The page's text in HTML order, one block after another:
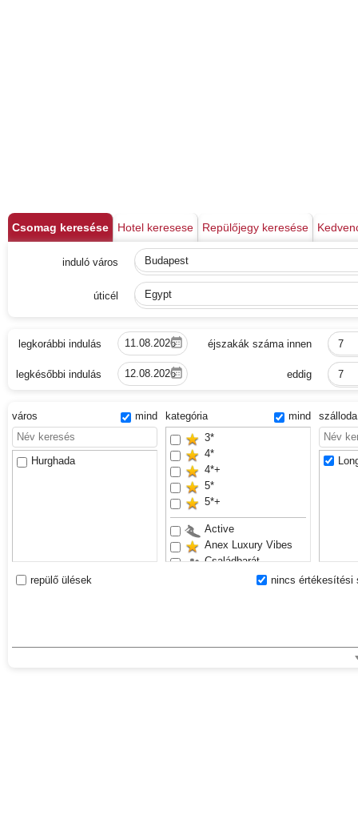
Csomag keresése Hotel keresese Repülőjegy keresése
induló város Budapest
úticél Egypt
legkorábbi indulás éjszakák száma innen 7
legkésőbbi indulás eddig 7
város mind
Hurghada
kategória
mind
3*
4*
4*+
5*
5*+
Active
Anex Luxury Vibes
Családbarát
Csúszdapark
repülő ülések nincs értékesítési